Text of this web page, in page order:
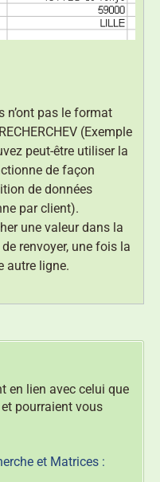
n’ont pas le format
(Exemple
peut-être utiliser la
de façon
de données
par client).
une valeur dans la
renvoyer, une fois la
autre ligne.
en lien avec celui que
pourraient vous
et Matrices :